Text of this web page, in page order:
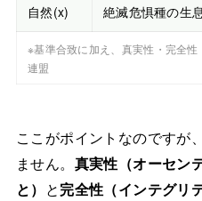
自然(x) 絶滅危惧種の生
※基準合致に加え、真実性・完全
連盟
ここがポイントなのですが
ません。 真実性（オーセン
と） と完全性（インテグリ